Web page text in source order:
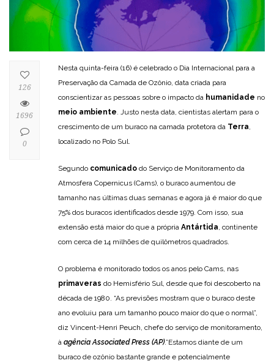
Nesta quinta-feira (16) é celebrado o Dia Internacional para a
Preservação da Camada de Ozônio, data criada para
conscientizar as pessoas sobre o impacto da humanidade no
meio ambiente . Justo nesta data, cientistas alertam para o
crescimento de um buraco na camada protetora da Terra
localizado no Polo Sul.
Segundo comunicado do Serviço de Monitoramento da
Atmosfera Copernicus (Cams), o buraco aumentou de
tamanho nas últimas duas semanas e agora já é maior do que
75% dos buracos identificados desde 1979. Com isso, sua
extensão está maior do que a própria Antártida , continente
com cerca de 14 milhões de quilômetros quadrados.
O problema é monitorado todos os anos pelo Cams, nas
primaveras do Hemisfério Sul, desde que foi descoberto na
década de 1980. “As previsões mostram que o buraco deste
ano evoluiu para um tamanho pouco maior do que o normal”,
diz Vincent-Henri Peuch, chefe do serviço de monitoramento,
à agência Associated Press (AP).”Estamos diante de um
buraco de ozônio bastante grande e potencialmente
126
1696
0